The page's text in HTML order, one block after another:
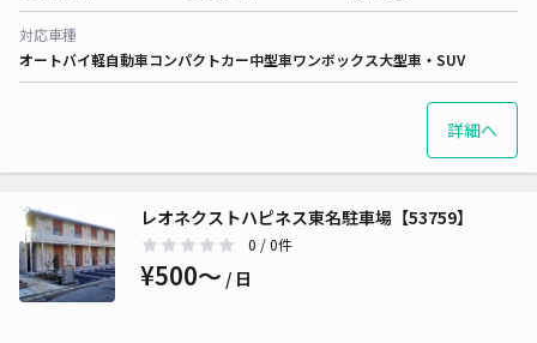
対応車種
オートバイ軽自動車コンパクトカー中型車ワンボックス大型車・SUV
詳細へ
レオネクストハピネス東名駐車場【53759】
0 / 0件
¥500〜 / 日